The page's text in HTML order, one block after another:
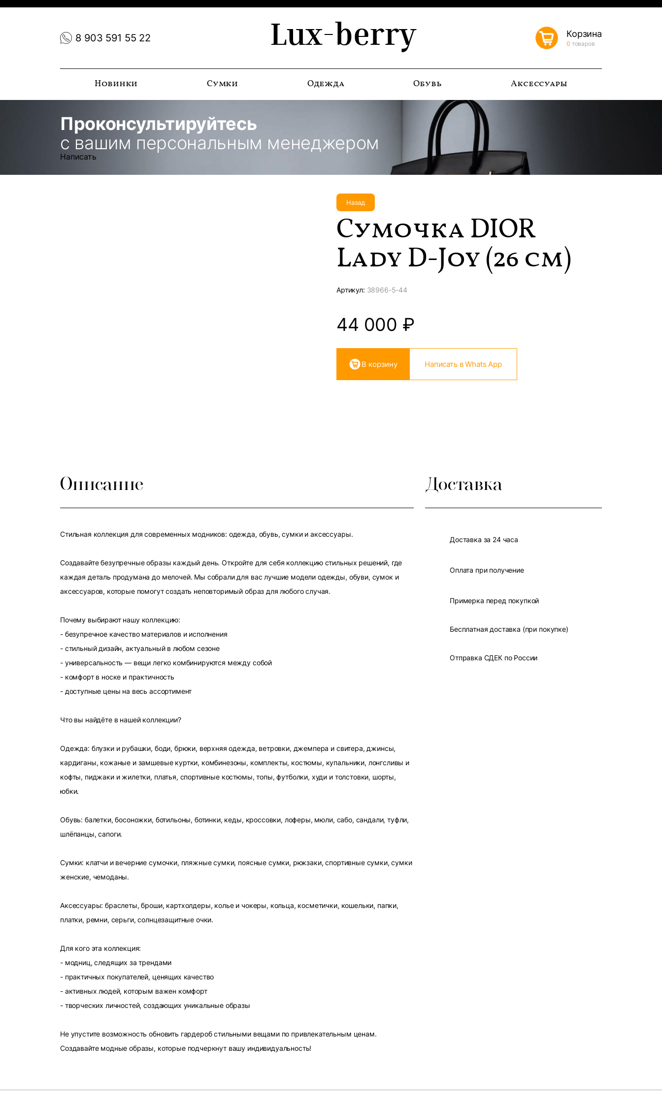
8 903 591 55 22 Lux-berry Корзина
0 товаров
Новинки Сумки Одежда Обувь Аксессуары
Проконсультируйтесь
с вашим персональным менеджером
Написать
Назад
Сумочка DIOR
Lady D-Joy (26 см)
Артикул: 38966-5-44
44 000 ₽
В корзину Написать в Whats App
Описание
Стильная коллекция для современных модников: одежда, обувь, сумки и аксессуары.
Создавайте безупречные образы каждый день. Откройте для себя коллекцию стильных решений, где
каждая деталь продумана до мелочей. Мы собрали для вас лучшие модели одежды, обуви, сумок и
аксессуаров, которые помогут создать неповторимый образ для любого случая.
Почему выбирают нашу коллекцию:
- безупречное качество материалов и исполнения
- стильный дизайн, актуальный в любом сезоне
- универсальность — вещи легко комбинируются между собой
- комфорт в носке и практичность
- доступные цены на весь ассортимент
Что вы найдёте в нашей коллекции?
Одежда: блузки и рубашки, боди, брюки, верхняя одежда, ветровки, джемпера и свитера, джинсы,
кардиганы, кожаные и замшевые куртки, комбинезоны, комплекты, костюмы, купальники, лонгсливы и
кофты, пиджаки и жилетки, платья, спортивные костюмы, топы, футболки, худи и толстовки, шорты,
юбки.
Обувь: балетки, босоножки, ботильоны, ботинки, кеды, кроссовки, лоферы, мюли, сабо, сандали, туфли,
шлёпанцы, сапоги.
Сумки: клатчи и вечерние сумочки, пляжные сумки, поясные сумки, рюкзаки, спортивные сумки, сумки
женские, чемоданы.
Аксессуары: браслеты, броши, картхолдеры, колье и чокеры, кольца, косметички, кошельки, папки,
платки, ремни, серьги, солнцезащитные очки.
Для кого эта коллекция:
- модниц, следящих за трендами
- практичных покупателей, ценящих качество
- активных людей, которым важен комфорт
- творческих личностей, создающих уникальные образы
Не упустите возможность обновить гардероб стильными вещами по привлекательным ценам.
Создавайте модные образы, которые подчеркнут вашу индивидуальность!
Доставка
Доставка за 24 часа
Оплата при получение
Примерка перед покупкой
Бесплатная доставка (при покупке)
Отправка СДЕК по России